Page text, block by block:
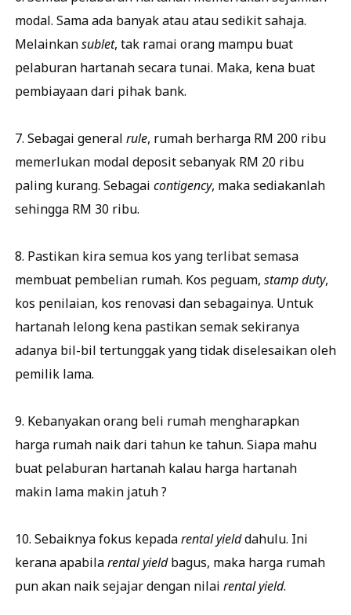
modal. Sama ada banyak atau atau sedikit sahaja.
Melainkansublet, tak ramai orang mampu buat
pelaburan hartanah secara tunai. Maka, kena buat
pembiayaan dari pihak bank.
7. Sebagai general rule, rumah berharga RM 200 ribu
memerlukan modal deposit sebanyak RM 20 ribu
paling kurang. Sebagai contigency, maka sediakanlah
sehingga RM 30 ribu.
8. Pastikan kira semua kos yang terlibat semasa
membuat pembelian rumah. Kos peguam, stamp duty,
kos penilaian, kos renovasi dan sebagainya. Untuk
hartanah lelong kena pastikan semak sekiranya
adanya bil-bil tertunggak yang tidak diselesaikan oleh
pemilik lama.
9. Kebanyakan orang beli rumah mengharapkan
harga rumah naik dari tahun ke tahun. Siapa mahu
buat pelaburan hartanah kalau harga hartanah
makin lama makin jatuh ?
10. Sebaiknya fokus kepadarental yielddahulu. Ini
kerana apabilarental yieldbagus, maka harga rumah
pun akan naik sejajar dengan nilai rental yield.